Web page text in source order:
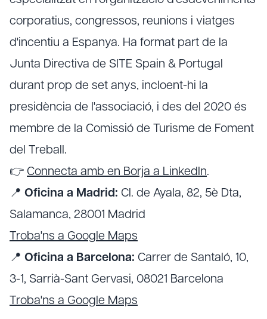
corporatius, congressos, reunions i viatges
d'incentiu a Espanya. Ha format part de la
Junta Directiva de SITE Spain & Portugal
durant prop de set anys, incloent-hi la
presidència de l'associació, i des del 2020 és
membre de la Comissió de Turisme de Foment
del Treball.
👉 Connecta amb en Borja a LinkedIn.
📍 Oficina a Madrid: Cl. de Ayala, 82, 5è Dta,
Salamanca, 28001 Madrid
Troba'ns a Google Maps
📍 Oficina a Barcelona: Carrer de Santaló, 10,
3-1, Sarrià-Sant Gervasi, 08021 Barcelona
Troba'ns a Google Maps